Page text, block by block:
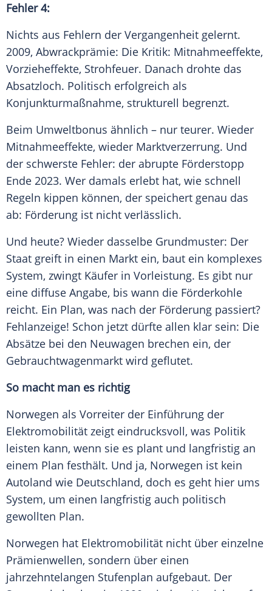
Fehler 4:
Nichts aus Fehlern der Vergangenheit gelernt.
2009, Abwrackprämie: Die Kritik: Mitnahmeeffekte,
Vorzieheffekte, Strohfeuer. Danach drohte das
Absatzloch. Politisch erfolgreich als
Konjunkturmaßnahme, strukturell begrenzt.
Beim Umweltbonus ähnlich – nur teurer. Wieder
Mitnahmeeffekte, wieder Marktverzerrung. Und
der schwerste Fehler: der abrupte Förderstopp
Ende 2023. Wer damals erlebt hat, wie schnell
Regeln kippen können, der speichert genau das
ab: Förderung ist nicht verlässlich.
Und heute? Wieder dasselbe Grundmuster: Der
Staat greift in einen Markt ein, baut ein komplexes
System, zwingt Käufer in Vorleistung. Es gibt nur
eine diffuse Angabe, bis wann die Förderkohle
reicht. Ein Plan, was nach der Förderung passiert?
Fehlanzeige! Schon jetzt dürfte allen klar sein: Die
Absätze bei den Neuwagen brechen ein, der
Gebrauchtwagenmarkt wird geflutet.
So macht man es richtig
Norwegen als Vorreiter der Einführung der
Elektromobilität zeigt eindrucksvoll, was Politik
leisten kann, wenn sie es plant und langfristig an
einem Plan festhält. Und ja, Norwegen ist kein
Autoland wie Deutschland, doch es geht hier ums
System, um einen langfristig auch politisch
gewollten Plan.
Norwegen hat Elektromobilität nicht über einzelne
Prämienwellen, sondern über einen
jahrzehntelangen Stufenplan aufgebaut. Der